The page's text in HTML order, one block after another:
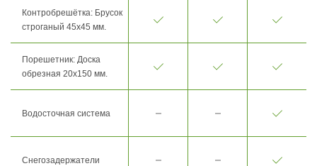
Контробрешётка: Брусок
строганый 45х45 мм.
Порешетник: Доска
обрезная 20х150 мм.
Водосточная система
Снегозадержатели